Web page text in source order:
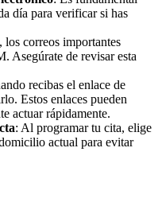
día para verificar si has
los correos importantes
Asegúrate de revisar esta
recibas el enlace de
Estos enlaces pueden
actuar rápidamente.
: Al programar tu cita, elige
actual para evitar